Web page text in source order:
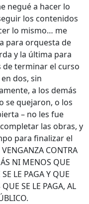
negué a hacer lo
los contenidos
lo mismo… me
para orquesta de
y la última para
terminar el curso
dos, sin
a los demás
se quejaron, o los
– no les fue
las obras, y
para finalizar el
CONTRA
NI MENOS QUE
LE PAGA Y QUE
SE LE PAGA, AL